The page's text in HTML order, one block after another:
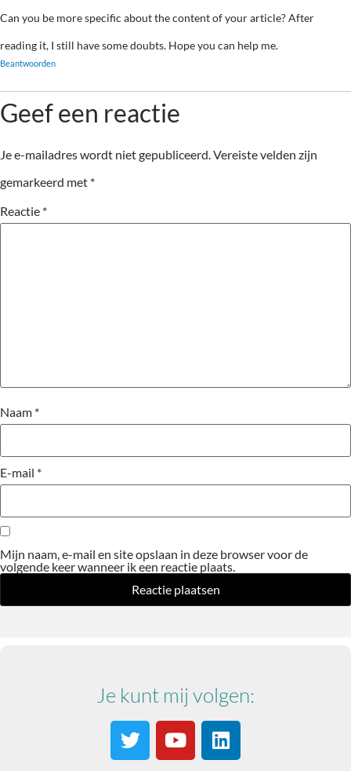
Can you be more specific about the content of your article? After
reading it, I still have some doubts. Hope you can help me.
Beantwoorden
Geef een reactie
Je e-mailadres wordt niet gepubliceerd. Vereiste velden zijn
gemarkeerd met *
Reactie *
Naam *
E-mail *
Mijn naam, e-mail en site opslaan in deze browser voor de
volgende keer wanneer ik een reactie plaats.
Je kunt mij volgen: